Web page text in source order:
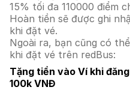
15% tối đa 110000 điểm
Hoàn tiền sẽ được ghi
khi đặt vé.
Ngoài ra, bạn cũng có
khi đặt vé trên redBus:
Tặng tiền vào Ví khi
100k VNĐ